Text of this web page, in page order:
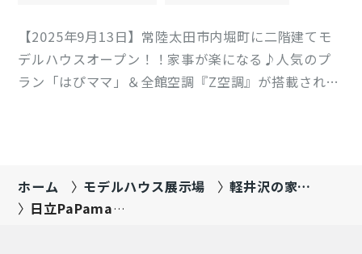
【2025年9月13日】常陸太田市内堀町に二階建てモ
デルハウスオープン！！家事が楽になる♪人気のプ
ラン「はぴママ」＆全館空調『Z空調』が搭載されて
ホーム モデルハウス展示場
軽井沢の家
日立PaPamaru